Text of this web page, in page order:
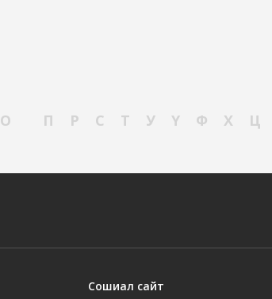
О П Р С Т У Ү Ф Х Ц
Сошиал сайт